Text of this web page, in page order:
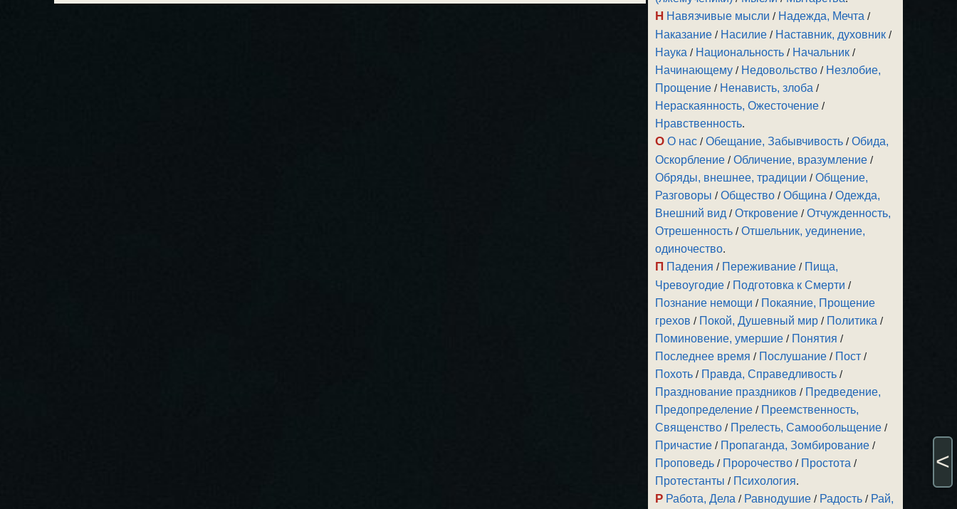
Н Навязчивые мысли / Надежда, Мечта /
Наказание / Насилие / Наставник, духовник /
Наука / Национальность / Начальник /
Начинающему / Недовольство / Незлобие,
Прощение / Ненависть, злоба /
Нераскаянность, Ожесточение /
Нравственность.
О О нас /Обещание, Забывчивость /Обида,
Оскорбление /Обличение, вразумление /
Обряды, внешнее, традиции /Общение,
Разговоры /Общество /Община /Одежда,
Внешний вид /Откровение /Отчужденность,
Отрешенность /Отшельник, уединение,
одиночество.
П Падения / Переживание / Пища,
Чревоугодие / Подготовка к Смерти /
Познание немощи / Покаяние, Прощение
грехов / Покой, Душевный мир / Политика /
Поминовение, умершие / Понятия /
Последнее время / Послушание / Пост /
Похоть / Правда, Справедливость /
Празднование праздников / Предведение,
Предопределение / Преемственность,
Священство / Прелесть, Самообольщение /
Причастие / Пропаганда, Зомбирование /
Проповедь / Пророчество / Простота /
Протестанты / Психология.
Р Работа, Дела / Равнодушие / Радость / Рай,
<